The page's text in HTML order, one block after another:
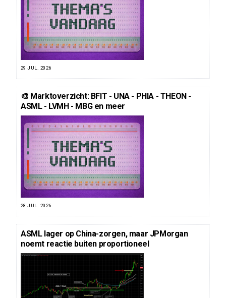
29 JUL. 2026
🎨 Marktoverzicht: BFIT - UNA - PHIA - THEON -
ASML - LVMH - MBG en meer
28 JUL. 2026
ASML lager op China-zorgen, maar JPMorgan
noemt reactie buiten proportioneel